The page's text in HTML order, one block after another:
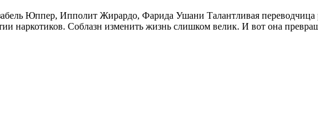
Юппер, Ипполит Жирардо, Фарида Ушани Талантливая переводчица
наркотиков. Соблазн изменить жизнь слишком велик. И вот она